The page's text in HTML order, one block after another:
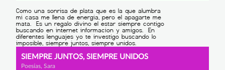
SIEMPRE JUNTOS, SIEMPRE UNIDOS
Poesías, Sara